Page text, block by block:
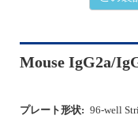
Mouse IgG2a/
プレート形状: 96-well